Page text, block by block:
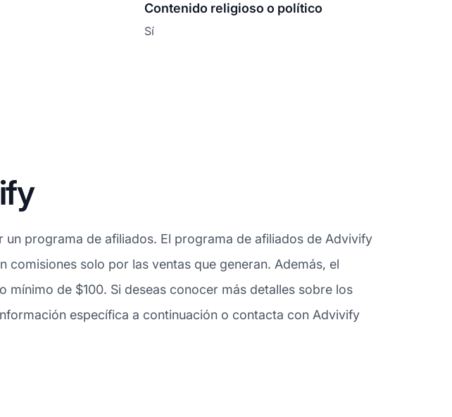
Contenido religioso o político
Sí
programa de afiliados. El programa de afiliados de Advivify
solo por las ventas que generan. Además, el
de $100. Si deseas conocer más detalles sobre los
específica a continuación o contacta con Advivify